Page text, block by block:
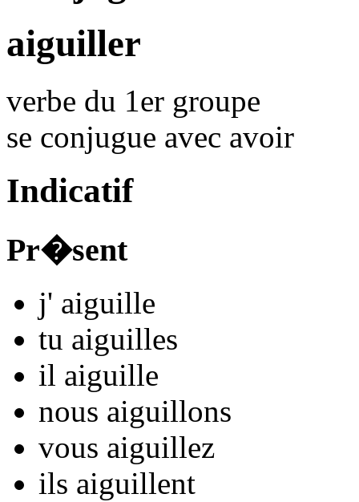
aiguiller
verbe du 1er groupe
se conjugue avec avoir
Indicatif
Pr�sent
j' aiguille
tu aiguilles
il aiguille
nous aiguillons
vous aiguillez
ils aiguillent